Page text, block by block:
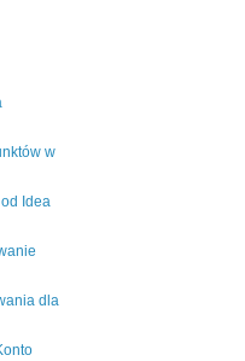
w
Idea
dla